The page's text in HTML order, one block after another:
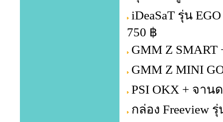
iDeaSaT รุ่น
750 ฿
GMM Z SMART
GMM Z MINI
PSI OKX + จาน
กล่อง Freeview